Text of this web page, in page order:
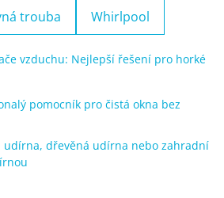
trouba Whirlpool
vzduchu: Nejlepší řešení pro horké
pomocník pro čistá okna bez
udírna, dřevěná udírna nebo zahradní